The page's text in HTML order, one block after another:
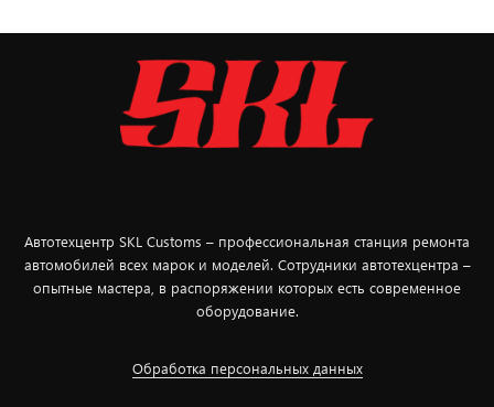
Автотехцентр SKL Customs – профессиональная станция ремонта
автомобилей всех марок и моделей. Сотрудники автотехцентра –
опытные мастера, в распоряжении которых есть современное
оборудование.
Обработка персональных данных